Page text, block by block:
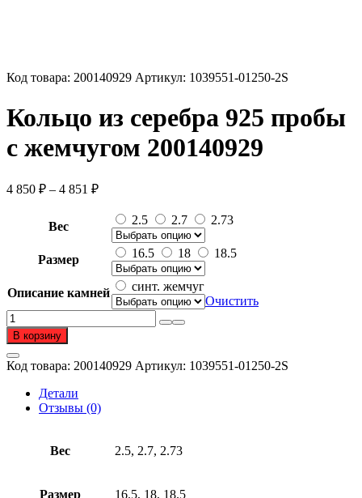
Код товара: 200140929 Артикул: 1039551-01250-2S
Кольцо из серебра 925 пробы
с жемчугом 200140929
4 850 ₽ – 4 851 ₽Диапазон
850 ₽
851 ₽
Вес 2.5 2.7 2.73
Размер 16.5 18 18.5
Описание камней
синт. жемчуг
Очистить
Количество
товара
Кольцо
из
серебра
пробы
В корзину
Код товара: 200140929 Артикул: 1039551-01250-2S
Детали
Отзывы (0)
Вес 2.5, 2.7, 2.73
Размер 16.5, 18, 18.5